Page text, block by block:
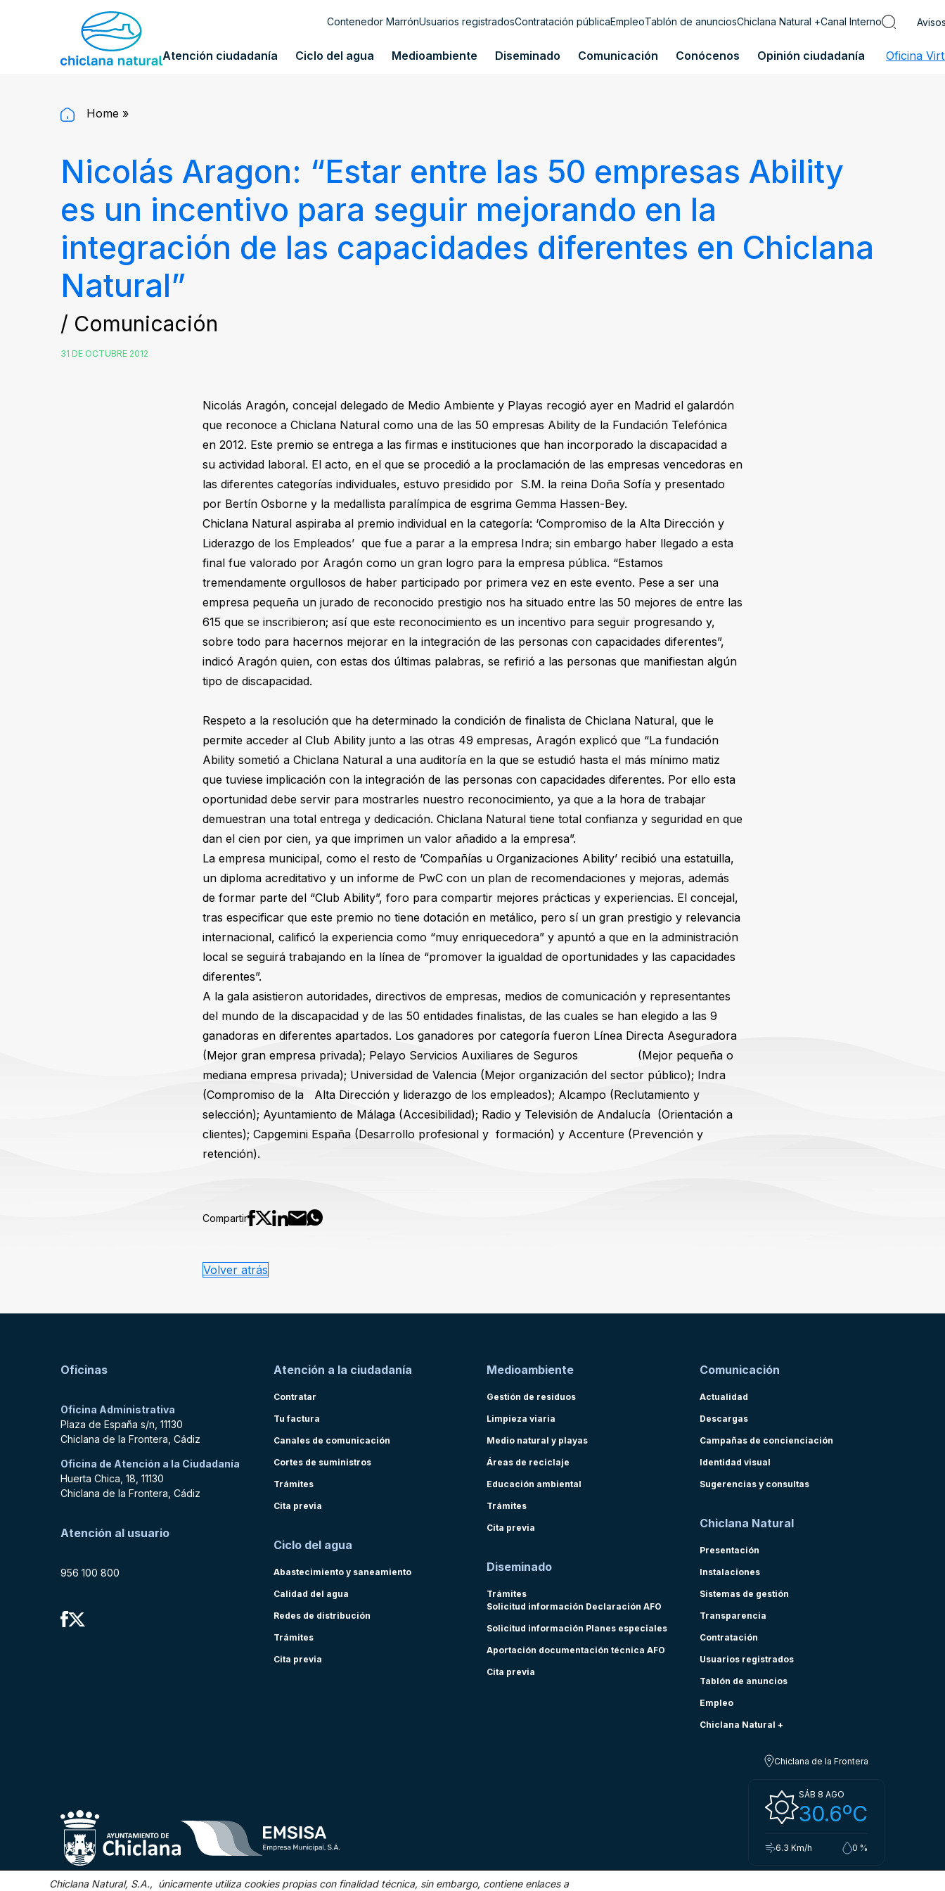
Contenedor MarrónUsuarios registradosContratación públicaEmpleoTablón de anunciosChiclana Natural +Canal Interno
Atención ciudadanía Ciclo del agua Medioambiente Diseminado Comunicación Conócenos Opinión ciudadanía Oficina
Home »
Nicolás Aragon: “Estar entre las 50 empresas Ability
es un incentivo para seguir mejorando en la
integración de las capacidades diferentes en Chiclana
Natural”
/ Comunicación
31 DE OCTUBRE 2012
Nicolás Aragón, concejal delegado de Medio Ambiente y Playas recogió ayer en Madrid el galardón
que reconoce a Chiclana Natural como una de las 50 empresas Ability de la Fundación Telefónica
en 2012. Este premio se entrega a las firmas e instituciones que han incorporado la discapacidad a
su actividad laboral. El acto, en el que se procedió a la proclamación de las empresas vencedoras en
las diferentes categorías individuales, estuvo presidido por S.M. la reina Doña Sofía y presentado
por Bertín Osborne y la medallista paralímpica de esgrima Gemma Hassen-Bey.
Chiclana Natural aspiraba al premio individual en la categoría: ‘Compromiso de la Alta Dirección y
Liderazgo de los Empleados’ que fue a parar a la empresa Indra; sin embargo haber llegado a esta
final fue valorado por Aragón como un gran logro para la empresa pública. “Estamos
tremendamente orgullosos de haber participado por primera vez en este evento. Pese a ser una
empresa pequeña un jurado de reconocido prestigio nos ha situado entre las 50 mejores de entre las
615 que se inscribieron; así que este reconocimiento es un incentivo para seguir progresando y,
sobre todo para hacernos mejorar en la integración de las personas con capacidades diferentes”,
indicó Aragón quien, con estas dos últimas palabras, se refirió a las personas que manifiestan algún
tipo de discapacidad.
Respeto a la resolución que ha determinado la condición de finalista de Chiclana Natural, que le
permite acceder al Club Ability junto a las otras 49 empresas, Aragón explicó que “La fundación
Ability sometió a Chiclana Natural a una auditoría en la que se estudió hasta el más mínimo matiz
que tuviese implicación con la integración de las personas con capacidades diferentes. Por ello esta
oportunidad debe servir para mostrarles nuestro reconocimiento, ya que a la hora de trabajar
demuestran una total entrega y dedicación. Chiclana Natural tiene total confianza y seguridad en que
dan el cien por cien, ya que imprimen un valor añadido a la empresa”.
La empresa municipal, como el resto de ‘Compañías u Organizaciones Ability’ recibió una estatuilla,
un diploma acreditativo y un informe de PwC con un plan de recomendaciones y mejoras, además
de formar parte del “Club Ability”, foro para compartir mejores prácticas y experiencias. El concejal,
tras especificar que este premio no tiene dotación en metálico, pero sí un gran prestigio y relevancia
internacional, calificó la experiencia como “muy enriquecedora” y apuntó a que en la administración
local se seguirá trabajando en la línea de “promover la igualdad de oportunidades y las capacidades
diferentes”.
A la gala asistieron autoridades, directivos de empresas, medios de comunicación y representantes
del mundo de la discapacidad y de las 50 entidades finalistas, de las cuales se han elegido a las 9
ganadoras en diferentes apartados. Los ganadores por categoría fueron Línea Directa Aseguradora
(Mejor gran empresa privada); Pelayo Servicios Auxiliares de Seguros (Mejor pequeña o
mediana empresa privada); Universidad de Valencia (Mejor organización del sector público); Indra
(Compromiso de la Alta Dirección y liderazgo de los empleados); Alcampo (Reclutamiento y
selección); Ayuntamiento de Málaga (Accesibilidad); Radio y Televisión de Andalucía (Orientación a
clientes); Capgemini España (Desarrollo profesional y formación) y Accenture (Prevención y
retención).
Compartir
Volver atrás
Oficinas
Oficina Administrativa
Plaza de España s/n, 11130
Chiclana de la Frontera, Cádiz
Oficina de Atención a la Ciudadanía
Huerta Chica, 18, 11130
Chiclana de la Frontera, Cádiz
Atención al usuario
956 100 800
Atención a la ciudadanía
Contratar
Tu factura
Canales de comunicación
Cortes de suministros
Trámites
Cita previa
Ciclo del agua
Abastecimiento y saneamiento
Calidad del agua
Redes de distribución
Trámites
Cita previa
Medioambiente
Gestión de residuos
Limpieza viaria
Medio natural y playas
Áreas de reciclaje
Educación ambiental
Trámites
Cita previa
Diseminado
Trámites
Solicitud información Declaración AFO
Solicitud información Planes especiales
Aportación documentación técnica AFO
Cita previa
Comunicación
Actualidad
Descargas
Campañas de concienciación
Identidad visual
Sugerencias y consultas
Chiclana Natural
Presentación
Instalaciones
Sistemas de gestión
Transparencia
Contratación
Usuarios registrados
Tablón de anuncios
Empleo
Chiclana Natural +
Chiclana de la Frontera
SÁB 8 AGO
30.6ºC
6.3 Km/h 0 %
Chiclana Natural, S.A., únicamente utiliza cookies propias con finalidad técnica, sin embargo, contiene enlaces a